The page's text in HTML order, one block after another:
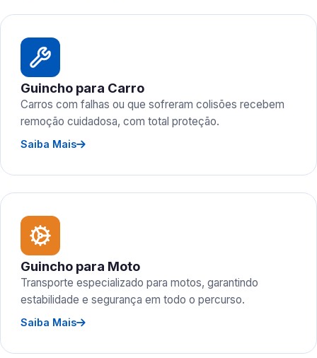
Guincho para Carro
Carros com falhas ou que sofreram colisões recebem
remoção cuidadosa, com total proteção.
Saiba Mais
Guincho para Moto
Transporte especializado para motos, garantindo
estabilidade e segurança em todo o percurso.
Saiba Mais